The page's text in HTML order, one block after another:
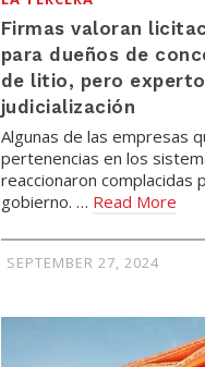
Firmas valoran
para dueños de
de litio, pero
judicialización
Algunas de las empresas
pertenencias en los
reaccionaron complacidas
gobierno. … Read More
SEPTEMBER 27, 2024